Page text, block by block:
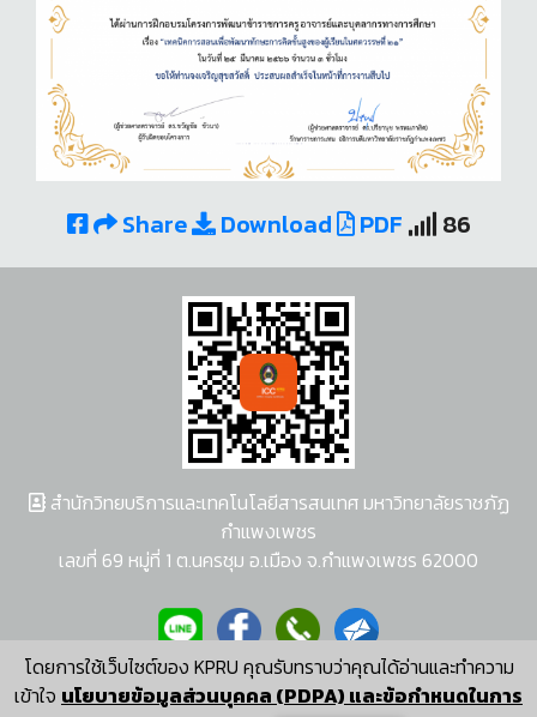
Share Download PDF 86
โดยการใช้เว็บไซต์ของ KPRU คุณรับทราบว่าคุณได้อ่านและทำความ
เข้าใจ นโยบายข้อมูลส่วนบุคคล (PDPA) และข้อกำหนดในการ
สำนักวิทยบริการและเทคโนโลยีสารสนเทศ มหาวิทยาลัยราชภัฏ
กำแพงเพชร
เลขที่ 69 หมู่ที่ 1 ต.นครชุม อ.เมือง จ.กำแพงเพชร 62000
ผู้พัฒนาระบบ อนุชา พวงผกา